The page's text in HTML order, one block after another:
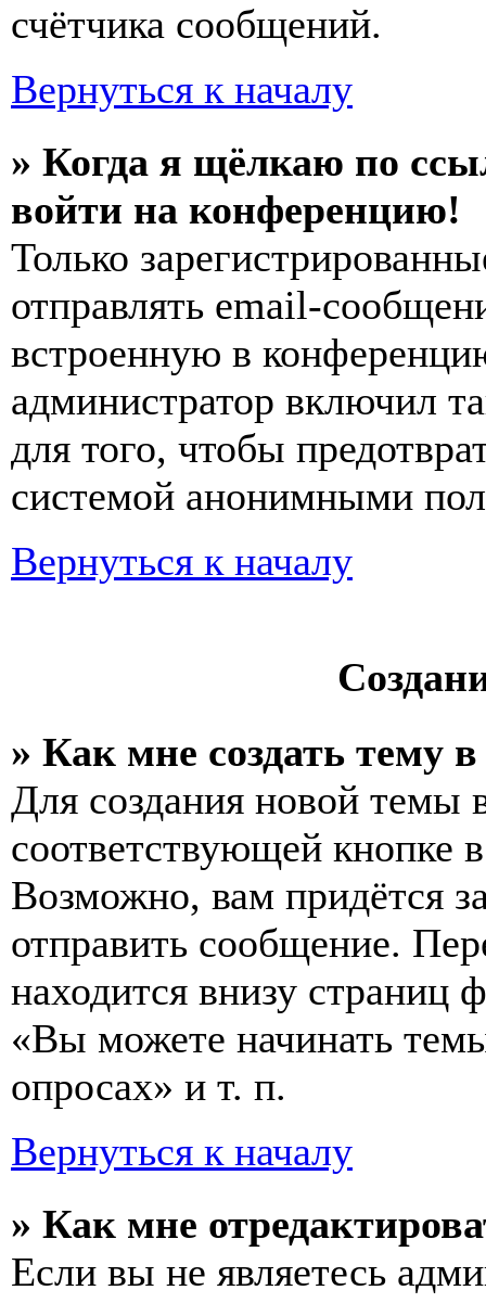
счётчика сообщений.
Вернуться к началу
» Когда я щёлкаю по
войти на конференцию!
Только
отправлять email-
встроенную в
администратор включил
для того, чтобы
системой анонимными
Вернуться к началу
» Как мне создать тему
Для создания новой темы
соответствующей кнопке
Возможно, вам придётся
отправить сообщение.
находится внизу
«Вы можете начинать
опросах» и т. п.
Вернуться к началу
» Как мне
Если вы не являетесь